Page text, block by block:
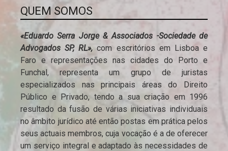
QUEM SOMOS
«Eduardo Serra Jorge & Associados -Sociedade de
Advogados SP, RL», com escritórios em Lisboa e
Faro e representações nas cidades do Porto e
Funchal, representa um grupo de juristas
especializados nas principais áreas do Direito
Público e Privado, tendo a sua criação em 1996
resultado da fusão de várias iniciativas individuais
no âmbito jurídico até então postas em prática pelos
seus actuais membros, cuja vocação é a de oferecer
um serviço integral e adaptado às necessidades de